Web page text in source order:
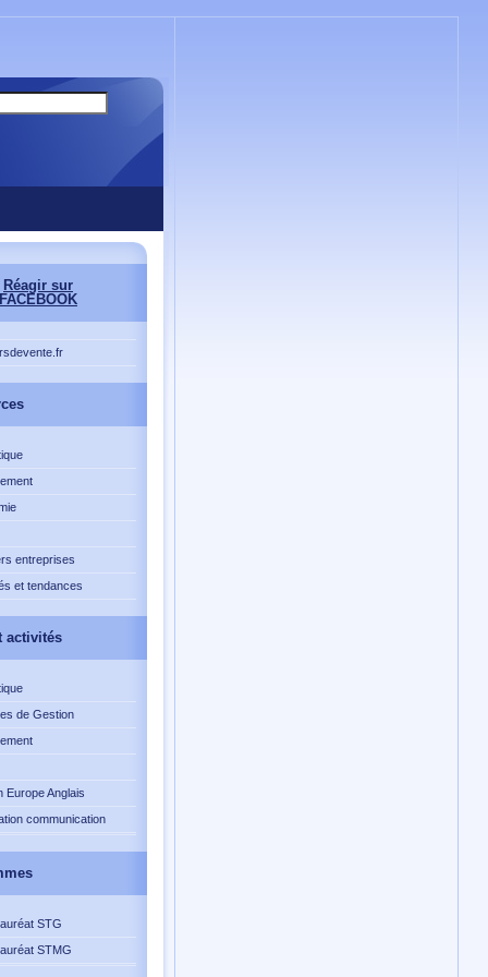
Réagir sur
FACEBOOK
entreprises
et tendances
activités
de Gestion
Europe Anglais
communication
STG
STMG